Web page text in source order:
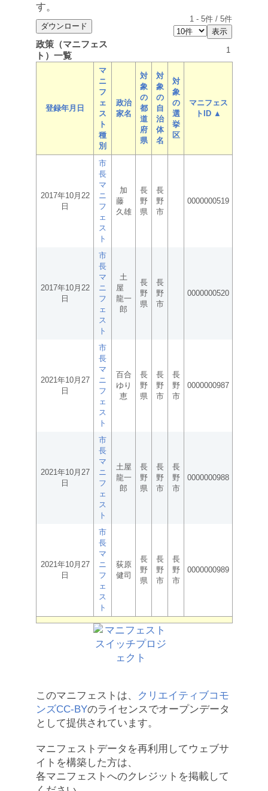
す。
1 - 5件 / 5件
政策（マニフェス
ト）一覧
1
登録年月日
マ
ニ
フ
ェ
ス
ト
種
別
政治
家名
対
象
の
都
道
府
県
対
象
の
自
治
体
名
対
象
の
選
挙
区
マニフェス
トID ▲
2017年10月22
日
市
長
マ
ニ
フ
ェ
ス
ト
加
藤
久雄
長
野
県
長
野
市
0000000519
2017年10月22
日
市
長
マ
ニ
フ
ェ
ス
ト
土
屋
龍一
郎
長
野
県
長
野
市
0000000520
2021年10月27
日
市
長
マ
ニ
フ
ェ
ス
ト
百合
ゆり
恵
長
野
県
長
野
市
長
野
市
0000000987
2021年10月27
日
市
長
マ
ニ
フ
ェ
ス
ト
土屋
龍一
郎
長
野
県
長
野
市
長
野
市
0000000988
2021年10月27
日
市
長
マ
ニ
フ
ェ
ス
ト
荻原
健司
長
野
県
長
野
市
長
野
市
0000000989
このマニフェストは、
クリエイティブコモ
ンズCC-BYのライセンスでオープンデータ
として提供されています。
マニフェストデータを再利用してウェブサ
イトを構築した方は、
各マニフェストへのクレジットを掲載して